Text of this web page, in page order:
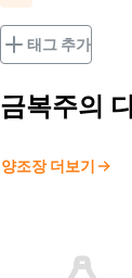
태그 추가
금복주의
양조장 더보기